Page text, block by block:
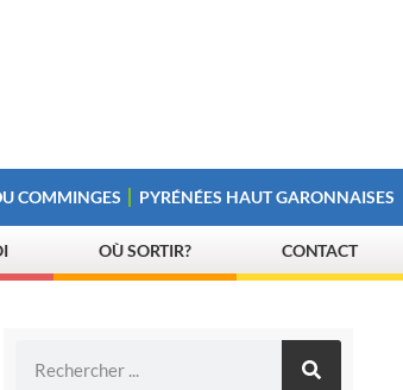
COMMINGES PYRÉNÉES HAUT GARONNAISES
OÙ SORTIR? CONTACT